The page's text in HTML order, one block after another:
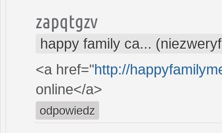
zapqtgzv
happy family ca...
<a href="http://
online</a>
odpowiedz